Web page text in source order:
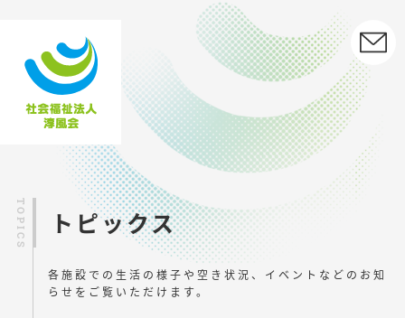
トピックス
各施設での生活の様子や空き状況、イベントなどの お知
らせをご覧いただけます。